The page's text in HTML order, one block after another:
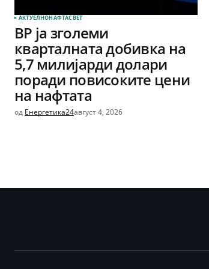
АКТУЕЛНОНАФТАСВЕТ
BP ја зголеми
кварталната добивка на
5,7 милијарди долари
поради повисоките цени
на нафтата
од Енергетика24август 4, 2026